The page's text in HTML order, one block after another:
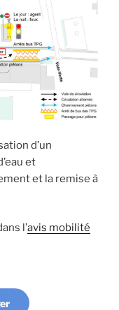
d’un
et
et la remise à
l’avis mobilité